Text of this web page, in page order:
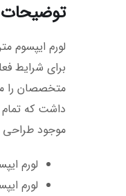
توضیحات
لورم ایپسوم
برای شرایط
متخصصان را
داشت که
موجود طراحی
لورم
لورم